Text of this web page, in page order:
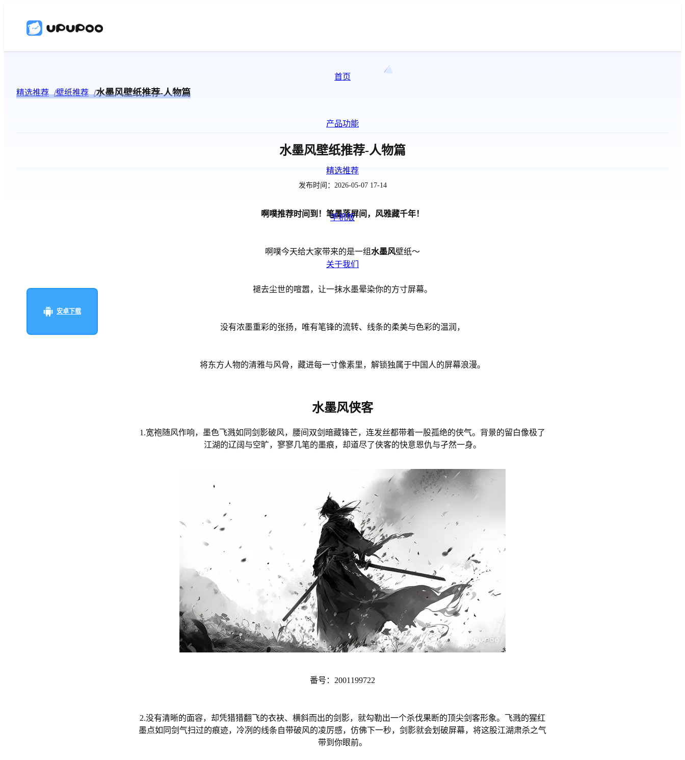
首页
产品功能
精选推荐
手机版
关于我们
安卓下载
精选推荐 壁纸推荐 水墨风壁纸推荐-人物篇
水墨风壁纸推荐-人物篇
发布时间：2026-05-07 17-14
啊噗推荐时间到！笔墨落屏间，风雅藏千年！
啊噗今天给大家带来的是一组水墨风壁纸～
褪去尘世的喧嚣，让一抹水墨晕染你的方寸屏幕。
没有浓墨重彩的张扬，唯有笔锋的流转、线条的柔美与色彩的温润，
将东方人物的清雅与风骨，藏进每一寸像素里，解锁独属于中国人的屏幕浪漫。
水墨风侠客
1.宽袍随风作响，墨色飞溅如同剑影破风，腰间双剑暗藏锋芒，连发丝都带着一股孤绝的侠气。背景的留白像极了
江湖的辽阔与空旷，寥寥几笔的墨痕，却道尽了侠客的快意恩仇与孑然一身。
番号：2001199722
2.没有清晰的面容，却凭猎猎翻飞的衣袂、横斜而出的剑影，就勾勒出一个杀伐果断的顶尖剑客形象。飞溅的猩红
墨点如同剑气扫过的痕迹，冷冽的线条自带破风的凌厉感，仿佛下一秒，剑影就会划破屏幕，将这股江湖肃杀之气
带到你眼前。